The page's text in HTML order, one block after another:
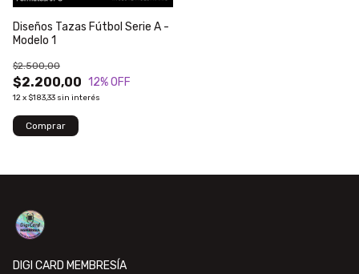
Diseños Tazas Fútbol Serie A -
Modelo 1
$2.200,00
$2.500,00
12% OFF
12x $183,33 sin interés
DIGI CARD MEMBRESÍA